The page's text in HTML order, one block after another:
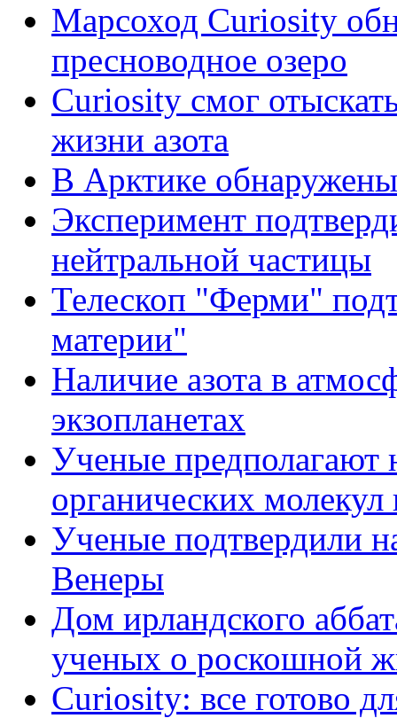
Марсоход Curiosity
пресноводное озеро
Curiosity смог
жизни азота
В Арктике
Эксперимент
нейтральной частицы
Телескоп "Ферми"
материи"
Наличие азота в
экзопланетах
Ученые предполагают
органических молекул
Ученые подтвердили
Венеры
Дом ирландского
ученых о роскошной
Curiosity: все готово